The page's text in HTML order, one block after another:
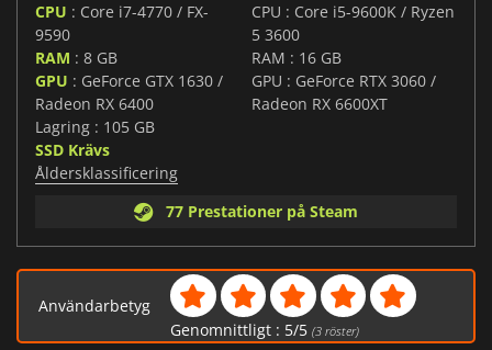
CPU : Core i7-4770 / FX-
9590
RAM : 8 GB
GPU : GeForce GTX 1630 /
Radeon RX 6400
Lagring : 105 GB
SSD Krävs
CPU : Core i5-9600K / Ryzen
5 3600
RAM : 16 GB
GPU : GeForce RTX 3060 /
Radeon RX 6600XT
Åldersklassificering
77 Prestationer på Steam
Användarbetyg
Genomnittligt : 5/5 (3röster)